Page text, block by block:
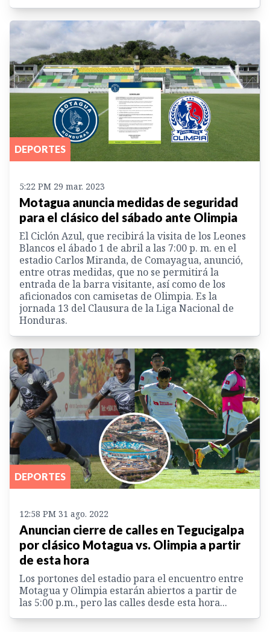
DEPORTES
5:22 PM 29 mar. 2023
Motagua anuncia medidas de seguridad
para el clásico del sábado ante Olimpia
El Ciclón Azul, que recibirá la visita de los Leones
Blancos el ábado 1 de abril a las 7:00 p. m. en el
estadio Carlos Miranda, de Comayagua, anunció,
entre otras medidas, que no se permitirá la
entrada de la barra visitante, así como de los
aficionados con camisetas de Olimpia. Es la
jornada 13 del Clausura de la Liga Nacional de
Honduras.
DEPORTES
12:58 PM 31 ago. 2022
Anuncian cierre de calles en Tegucigalpa
por clásico Motagua vs. Olimpia a partir
de esta hora
Los portones del estadio para el encuentro entre
Motagua y Olimpia estarán abiertos a partir de
las 5:00 p.m., pero las calles desde esta hora...